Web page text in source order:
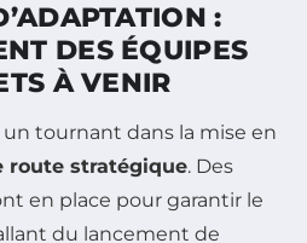
:
DES ÉQUIPES
À VENIR
un tournant dans la mise en
route stratégique. Des
en place pour garantir le
du lancement de